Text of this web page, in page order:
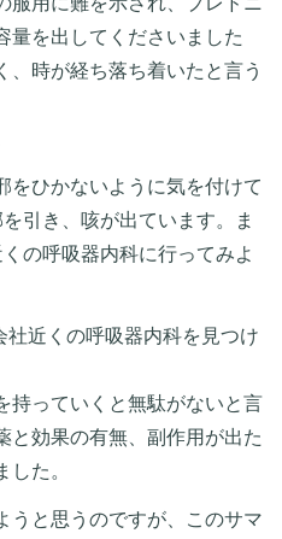
量を出してくださいました
、時が経ち落ち着いたと言う
をひかないように気を付けて
引き、咳が出ています。ま
の呼吸器内科に行ってみよ
社近くの呼吸器内科を見つけ
持っていくと無駄がないと言
と効果の有無、副作用が出た
た。
うと思うのですが、このサマ